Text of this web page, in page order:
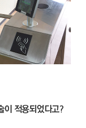
이 적용되었다고?